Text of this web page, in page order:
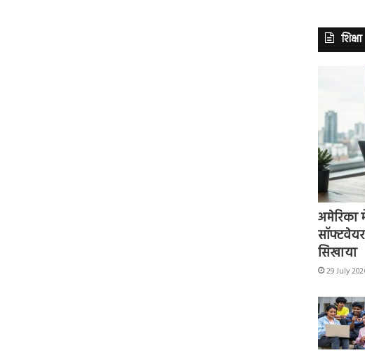
शिक्षा
अमेरिका
सिखाया
29 July